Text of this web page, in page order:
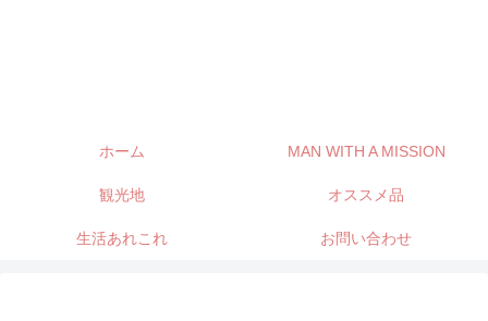
ホーム MAN WITH A MISSION
観光地 オススメ品
生活あれこれ お問い合わせ